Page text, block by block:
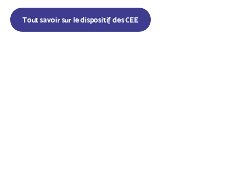
Tout savoir sur le dispositif des CEE